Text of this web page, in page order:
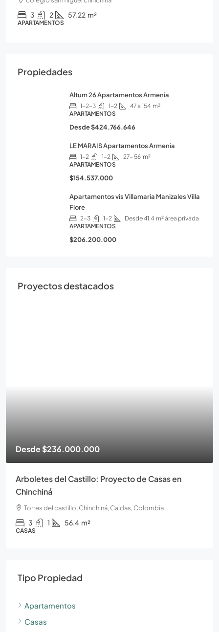
3 2 57.22 m²
APARTAMENTOS
Propiedades
Altum 26 Apartamentos Armenia
1-2-3 1-2 47 a 154 m²
APARTAMENTOS
Desde$424.766.646
LE MARAIS Apartamentos Armenia
1-2 1-2 27- 56 m²
APARTAMENTOS
$154.537.000
Apartamentos vis Villamaria Manizales Villa
Fiore
2-3 1-2 Desde 41.4 m² área privada
APARTAMENTOS
$206.200.000
Proyectos destacados
Desde$236.000.000
Arboletes del Castillo: Proyecto de Casas en
Chinchiná
Torres del castillo, Chinchiná, Caldas, Colombia
3 1 56.4 m²
CASAS
Tipo Propiedad
Apartamentos
Casas